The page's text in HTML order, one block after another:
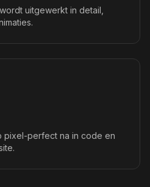
uitgewerkt in detail,
pixel-perfect na in code en